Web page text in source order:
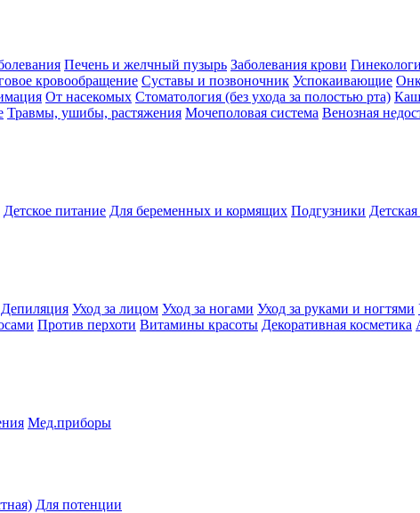
Печень и желчный пузырь Заболевания крови
кровообращение Суставы и позвоночник Успокаивающие
От насекомых Стоматология (без ухода за полостью рта)
Травмы, ушибы, растяжения Мочеполовая система Венозная
Детское питание Для беременных и кормящих Подгузники
Депиляция Уход за лицом Уход за ногами Уход за руками и ногтями
Против перхоти Витамины красоты Декоративная косметика
Мед.приборы
Для потенции